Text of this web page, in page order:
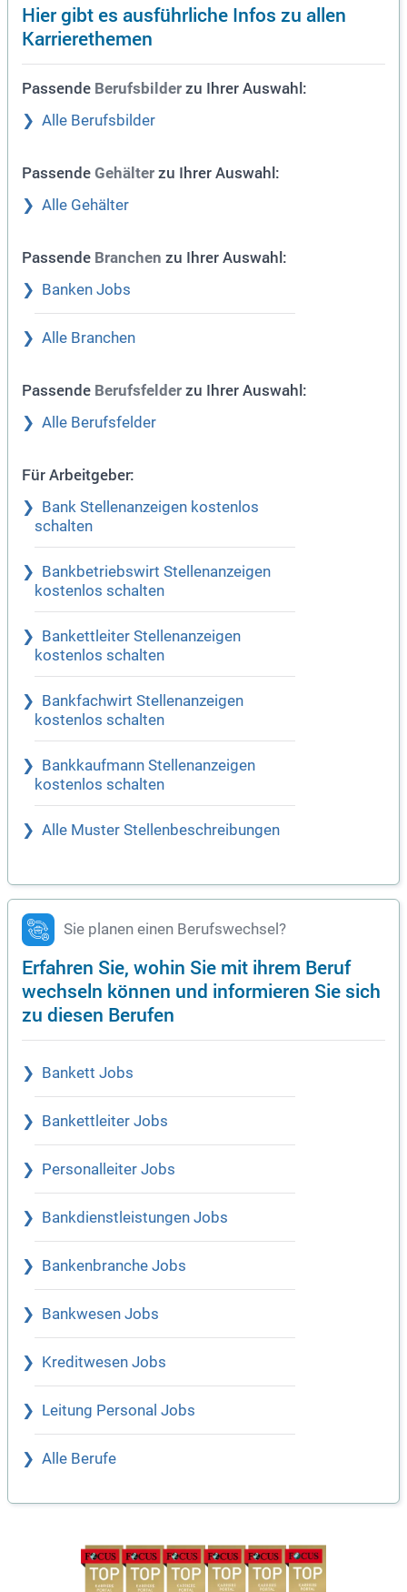
Hier gibt es ausführliche Infos zu allen
Karrierethemen
Passende Berufsbilder zu Ihrer Auswahl:
Alle Berufsbilder
Passende Gehälter zu Ihrer Auswahl:
Alle Gehälter
Passende Branchen zu Ihrer Auswahl:
Banken Jobs
Alle Branchen
Passende Berufsfelder zu Ihrer Auswahl:
Alle Berufsfelder
Für Arbeitgeber:
Bank Stellenanzeigen kostenlos
schalten
Bankbetriebswirt Stellenanzeigen
kostenlos schalten
Bankettleiter Stellenanzeigen
kostenlos schalten
Bankfachwirt Stellenanzeigen
kostenlos schalten
Bankkaufmann Stellenanzeigen
kostenlos schalten
Alle Muster Stellenbeschreibungen
Sie planen einen Berufswechsel?
Erfahren Sie, wohin Sie mit ihrem Beruf
wechseln können und informieren Sie sich
zu diesen Berufen
Bankett Jobs
Bankettleiter Jobs
Personalleiter Jobs
Bankdienstleistungen Jobs
Bankenbranche Jobs
Bankwesen Jobs
Kreditwesen Jobs
Leitung Personal Jobs
Alle Berufe